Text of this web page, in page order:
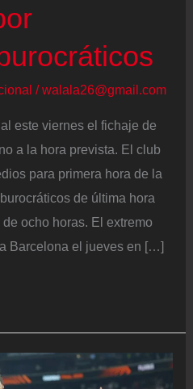
/walala26@gmail.com
este viernes el fichaje de
a la hora prevista. El club
para primera hora de la
de última hora
ocho horas. El extremo
Barcelona el jueves en […]